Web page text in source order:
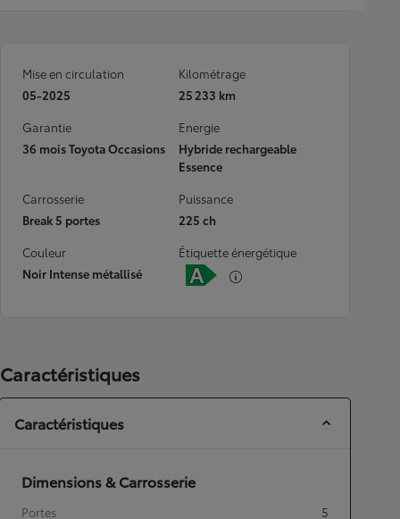
Mise en circulation
05-2025
Kilométrage
25 233 km
Garantie
36 mois Toyota Occasions
Energie
Hybride rechargeable
Essence
Carrosserie
Break 5 portes
Puissance
225 ch
Couleur
Noir Intense métallisé
Étiquette énergétique
Caractéristiques
Caractéristiques
Dimensions & Carrosserie
Portes
5